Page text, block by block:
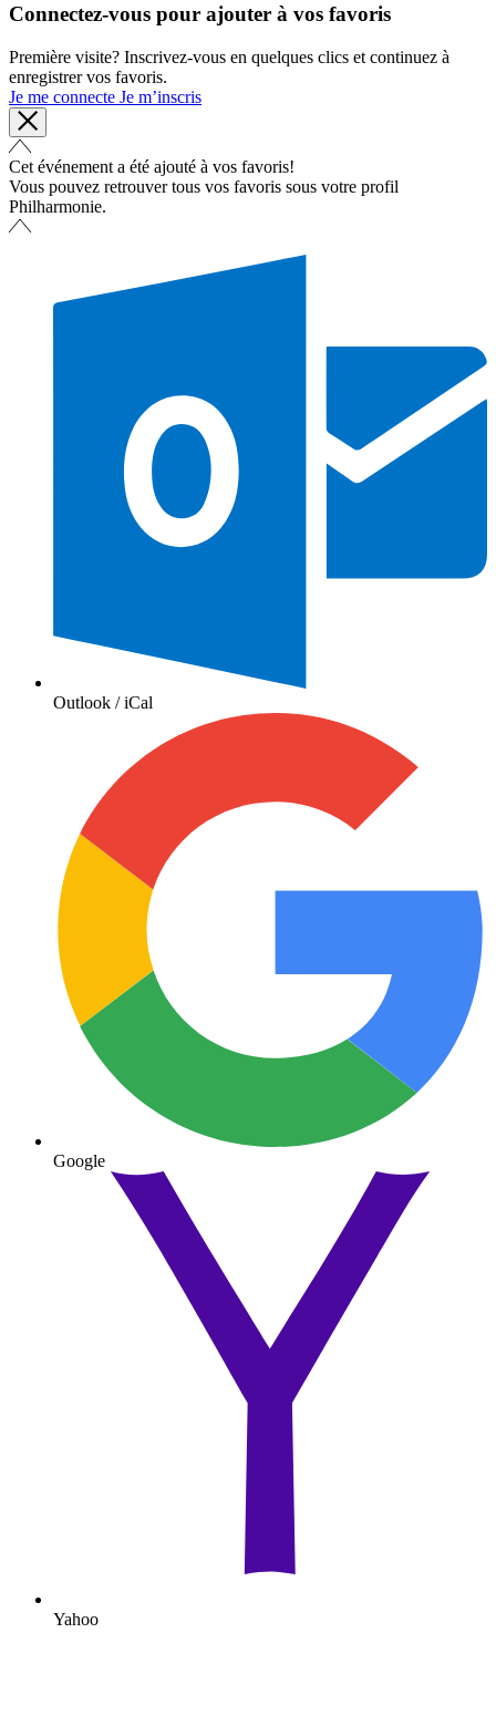
Connectez-vous pour ajouter à vos favoris
Première visite? Inscrivez-vous en quelques clics et continuez à
enregistrer vos favoris.
Je me connecte Je m’inscris
Cet événement a été ajouté à vos favoris!
Vous pouvez retrouver tous vos favoris sous votre profil
Philharmonie.
Outlook / iCal
Google
Yahoo